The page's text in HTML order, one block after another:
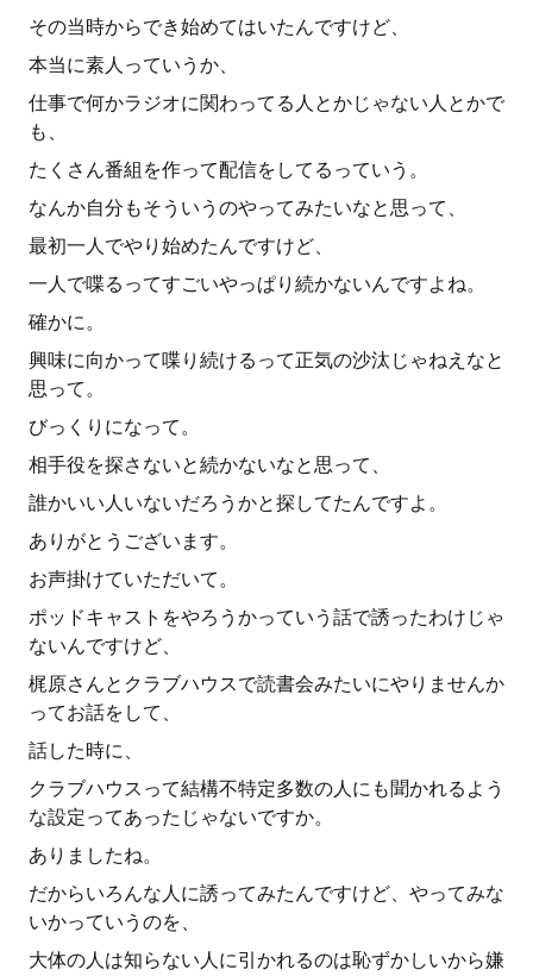
その当時からでき始めてはいたんですけど、
本当に素人っていうか、
仕事で何かラジオに関わってる人とかじゃない人とかで
も、
たくさん番組を作って配信をしてるっていう。
なんか自分もそういうのやってみたいなと思って、
最初一人でやり始めたんですけど、
一人で喋るってすごいやっぱり続かないんですよね。
確かに。
興味に向かって喋り続けるって正気の沙汰じゃねえなと
思って。
びっくりになって。
相手役を探さないと続かないなと思って、
誰かいい人いないだろうかと探してたんですよ。
ありがとうございます。
お声掛けていただいて。
ポッドキャストをやろうかっていう話で誘ったわけじゃ
ないんですけど、
梶原さんとクラブハウスで読書会みたいにやりませんか
ってお話をして、
話した時に、
クラブハウスって結構不特定多数の人にも聞かれるよう
な設定ってあったじゃないですか。
ありましたね。
だからいろんな人に誘ってみたんですけど、やってみな
いかっていうのを、
大体の人は知らない人に引かれるのは恥ずかしいから嫌